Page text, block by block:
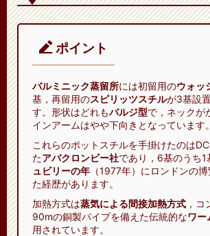
ポイント
バルミニック蒸留所には初留用のウォッ
基，再留用のスピリッツスチルが3基設
す。形状はどれもバルジ型で，ネックが
インアームはやや下向きとなっています。
これらのポットスチルを手掛けたのは
たアバクロンビー社であり，6基のうち1
ュビリーの年 （1977年）にロンドンの
た経歴があります。
加熱方式は蒸気による間接加熱方式 ，
90mの銅製パイプを備えた伝統的なワー
用されています。